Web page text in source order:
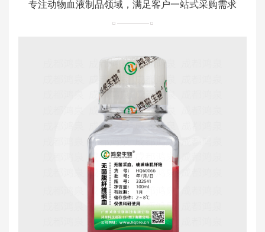
专注动物血液制品领域，满足客户一站式采购需求